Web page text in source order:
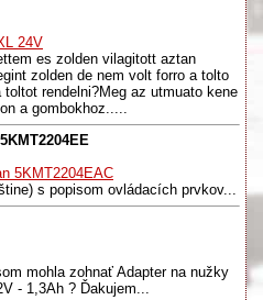
24V
es zolden vilagitott aztan
zolden de nem volt forro a tolto
rendelni?Meg az utmuato kene
a gombokhoz.....
5KMT2204EAC
s popisom ovládacích prvkov...
mohla zohnať Adapter na nužky
- 1,3Ah ? Ďakujem...